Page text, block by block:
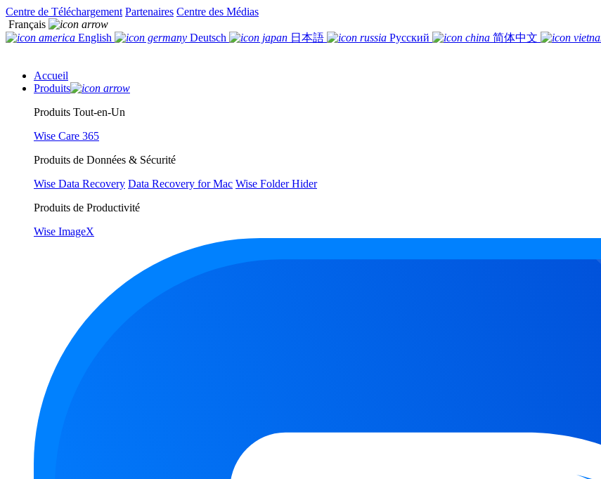
Centre de Téléchargement Partenaires Centre des Médias
Français
English
Deutsch 日本語 Русский 简体中文
Accueil
Produits
Produits Tout-en-Un
Wise Care 365
Produits de Données & Sécurité
Wise Data Recovery Data Recovery for Mac Wise Folder Hider
Produits de Productivité
Wise ImageX